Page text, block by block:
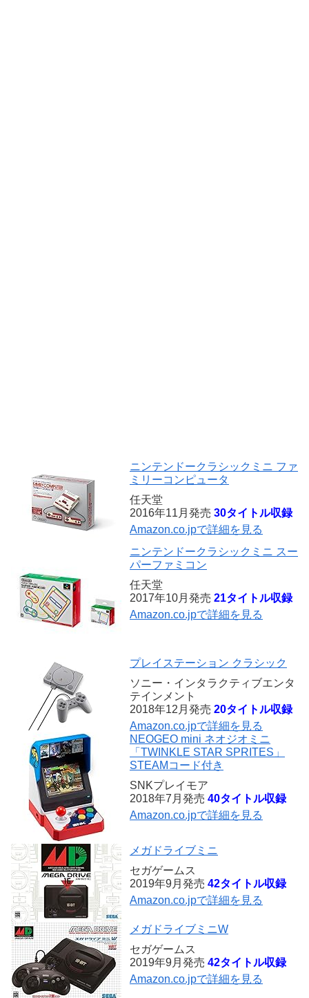
ニンテンドークラシックミニ ファ
ミリーコンピュータ
任天堂
2016年11月発売 30タイトル収録
Amazon.co.jpで詳細を見る
ニンテンドークラシックミニ スー
パーファミコン
任天堂
2017年10月発売 21タイトル収録
Amazon.co.jpで詳細を見る
プレイステーション クラシック
ソニー・インタラクティブエンタ
テインメント
2018年12月発売 20タイトル収録
Amazon.co.jpで詳細を見る
NEOGEO mini ネオジオミニ
「TWINKLE STAR SPRITES」
STEAMコード付き
SNKプレイモア
2018年7月発売 40タイトル収録
Amazon.co.jpで詳細を見る
メガドライブミニ
セガゲームス
2019年9月発売 42タイトル収録
Amazon.co.jpで詳細を見る
メガドライブミニW
セガゲームス
2019年9月発売 42タイトル収録
Amazon.co.jpで詳細を見る